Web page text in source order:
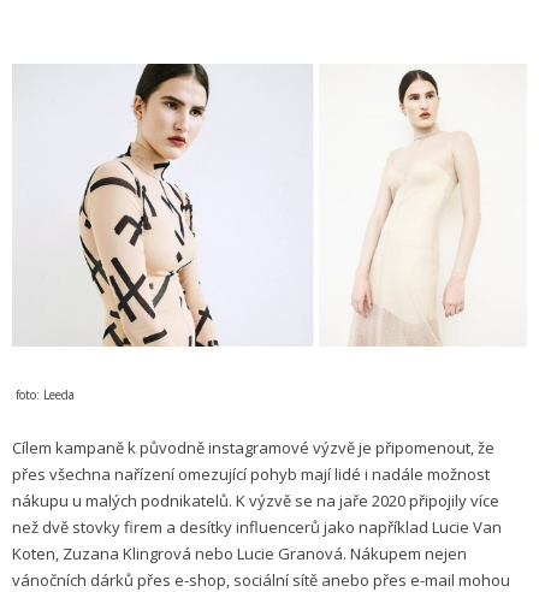
foto: Leeda
Cílem kampaně k původně instagramové výzvě je připomenout, že
přes všechna nařízení omezující pohyb mají lidé i nadále možnost
nákupu u malých podnikatelů. K výzvě se na jaře 2020 připojily více
než dvě stovky firem a desítky influencerů jako například Lucie Van
Koten, Zuzana Klingrová nebo Lucie Granová. Nákupem nejen
vánočních dárků přes e-shop, sociální sítě anebo přes e-mail mohou